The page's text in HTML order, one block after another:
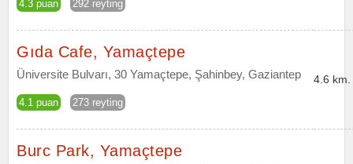
4.3 puan 292 reyting
Gıda Cafe, Yamaçtepe
Üniversite Bulvarı, 30 Yamaçtepe, Şahinbey, Gaziantep
4.1 puan 273 reyting
4.6 km.
Burc Park, Yamaçtepe